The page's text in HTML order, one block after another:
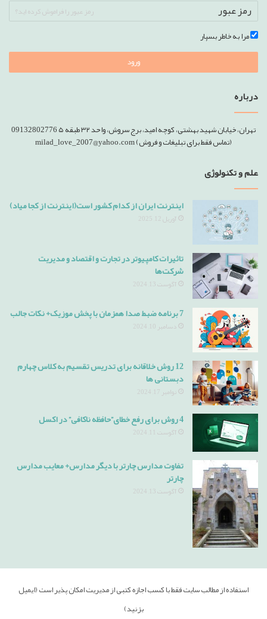
رمز عبور را فراموش کرده اید؟
مرا به خاطر بسپار
ورود
درباره
تهران، خیابان شهید بهشتی، کوچه امید، برج سروش، واحد ۳۲ طبقه ۵ 09132802776
(تماس فقط برای تبلیغات و فروش) milad_love_2007@yahoo.com
علم و تکنولوژی
اینترنت ایران از کدام کشور است(اینترنت از کجا میاد)
آوریل 12, 2025
تاثیرات کامپیوتر در تجارت و اقتصاد و مدیریت
شرکت‌ها
آگوست 13, 2024
7 برنامه ضبط صدا همزمان با پخش موزیک+ نکات جالب
دسامبر 10, 2024
12 روش خلاقانه برای تدریس تقسیم به کلاس چهارم
دبستانی ها
نوامبر 17, 2024
4 روش برای رفع خطای”حافظه ناکافی” در اکسل
آگوست 11, 2024
تفاوت مدارس چارتر با دیگر مدارس+ معایب مدارس
چارتر
آگوست 13, 2024
استفاده از مطالب سایت فقط با کسب اجازه کتبی از مدیریت امکان پذیر است (ایمیل
بزنید)